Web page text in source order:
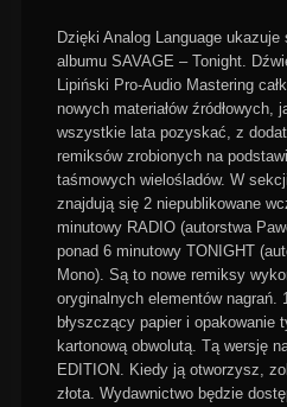
Dzięki Analog Language
albumu SAVAGE – Tonight.
Lipiński Pro-Audio Mastering
nowych materiałów źródłowych,
wszystkie lata pozyskać, z
remiksów zrobionych na
taśmowych wielośladów. W
znajdują się 2 niepublikowane
minutowy RADIO (autorstwa
ponad 6 minutowy TONIGHT
Mono). Są to nowe remiksy
oryginalnych elementów nagrań.
błyszczący papier i opakowanie
kartonową obwolutą. Tą wersję
EDITION. Kiedy ją otworzysz,
złota. Wydawnictwo będzie